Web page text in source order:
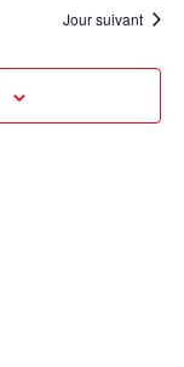
Jour suivant